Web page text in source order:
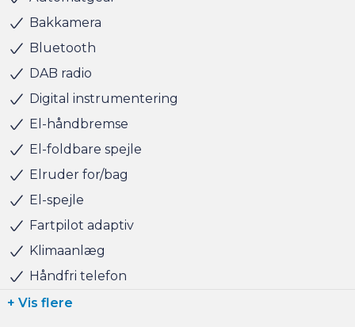
Fragus garantiordning tilbydes
Husk at booke en forudgående aftale om besigtigelse
eller prøvetur direkte via am.dk eller på telefon 36 93 15
00 så er bilen gjort klar, når du kommer, og der er tid til
at snakke om handlen efterfølgende.
Altid 150 brugte biler på lager !
BILEN STÅR HOS ANDERSEN & MARTINI - TAASTRUP
Bakkamera
Bluetooth
DAB radio
Digital instrumentering
El-håndbremse
El-foldbare spejle
Elruder for/bag
El-spejle
Fartpilot adaptiv
Klimaanlæg
Håndfri telefon
+ Vis flere